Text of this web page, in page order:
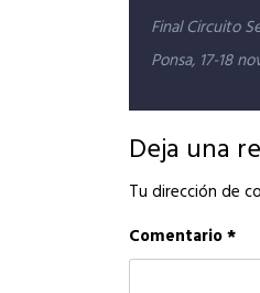
de
entradas
Final Circuito
Ponsa, 17-18
Deja una
Tu dirección de
Comentario*